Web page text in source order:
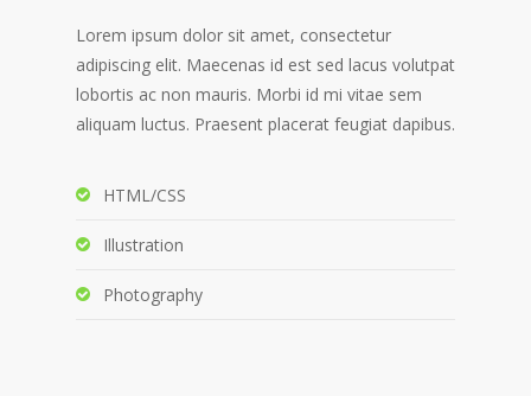
Lorem ipsum dolor sit amet, consectetur
adipiscing elit. Maecenas id est sed lacus volutpat
lobortis ac non mauris. Morbi id mi vitae sem
aliquam luctus. Praesent placerat feugiat dapibus.
HTML/CSS
Illustration
Photography